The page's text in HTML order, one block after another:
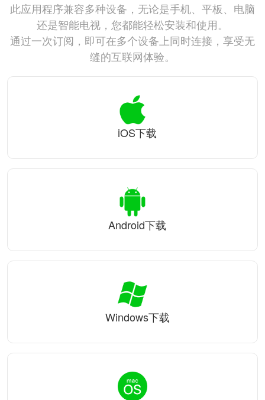
此应用程序兼容多种设备，无论是手机、平板、电脑
还是智能电视，您都能轻松安装和使用。
通过一次订阅，即可在多个设备上同时连接，享受无
缝的互联网体验。
iOS下载
Android下载
Windows下载